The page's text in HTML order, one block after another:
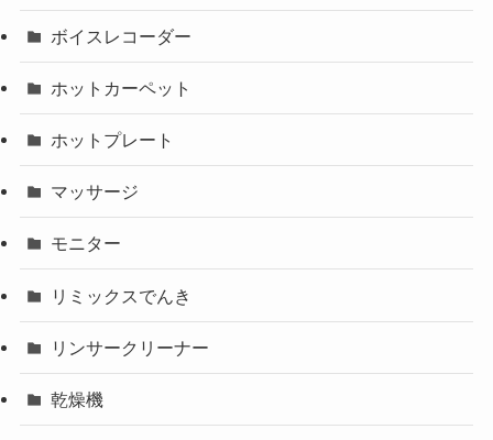
ボイスレコーダー
ホットカーペット
ホットプレート
マッサージ
モニター
リミックスでんき
リンサークリーナー
乾燥機